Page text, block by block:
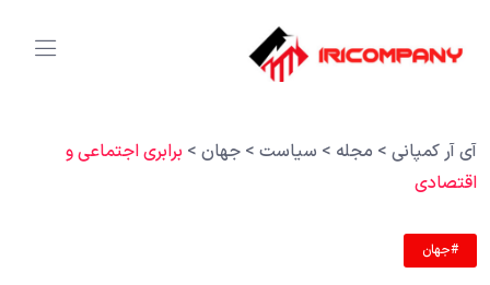
آی آر کمپانی > مجله > سیاست > جهان > برابری اجتماعی و
اقتصادی
#جهان